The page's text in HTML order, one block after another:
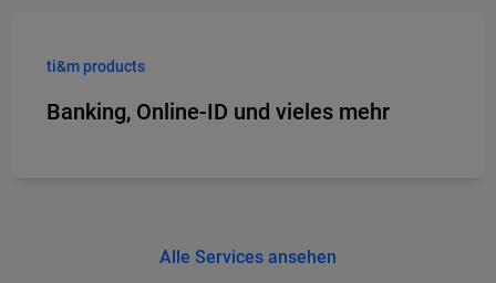
ti&m products
Banking, Online-ID und vieles mehr
Alle Services ansehen